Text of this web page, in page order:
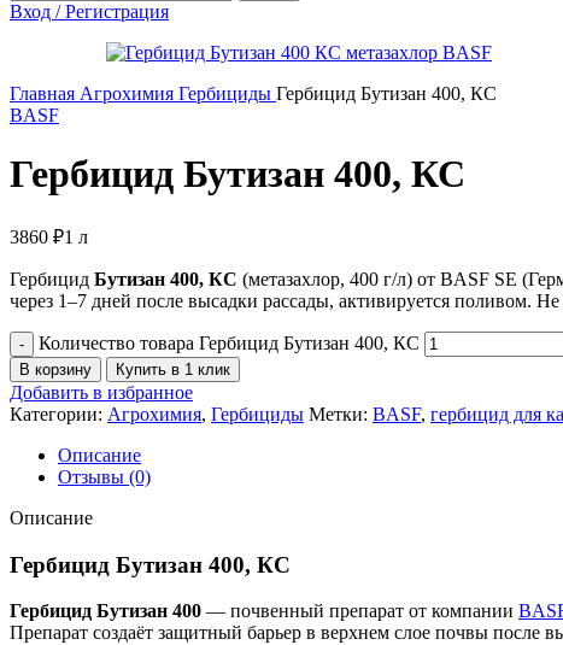
Вход / Регистрация
Главная Агрохимия Гербициды Гербицид Бутизан 400, КС
BASF
Гербицид Бутизан 400, КС
3860 ₽1 л
Гербицид Бутизан 400, КС (метазахлор, 400 г/л) от BASF SE
через 1–7 дней после высадки рассады, активируется поливом. Не
Количество товара Гербицид Бутизан 400, КС
В корзину Купить в 1 клик
Добавить в избранное
Категории: Агрохимия, Гербициды Метки: BASF, гербицид для
Описание
Отзывы (0)
Описание
Гербицид Бутизан 400, КС
Гербицид Бутизан 400 — почвенный препарат от компании
Препарат создаёт защитный барьер в верхнем слое почвы после